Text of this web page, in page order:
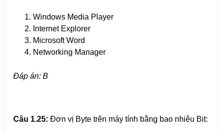
Windows Media Player
Internet Explorer
Microsoft Word
Networking Manager
Đáp án: B
Câu 1.25: Đơn vị Byte trên máy tính bằng bao nhiêu Bit: